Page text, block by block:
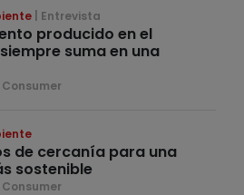
Entrevista
producido en el
suma en una
Consumer
de cercanía para una
sostenible
Consumer